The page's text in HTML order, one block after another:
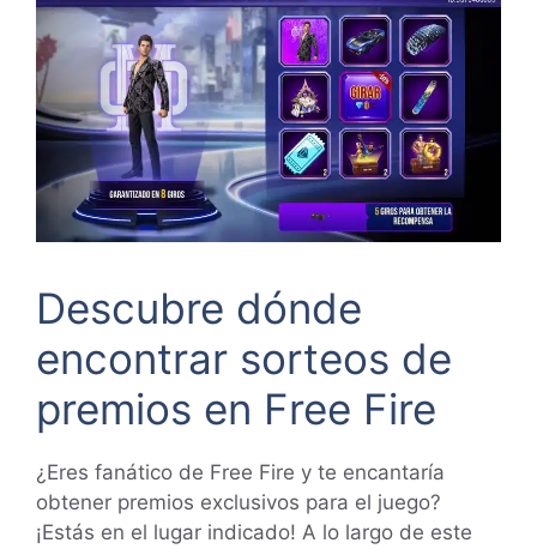
Descubre dónde
encontrar sorteos de
premios en Free Fire
¿Eres fanático de Free Fire y te encantaría
obtener premios exclusivos para el juego?
¡Estás en el lugar indicado! A lo largo de este